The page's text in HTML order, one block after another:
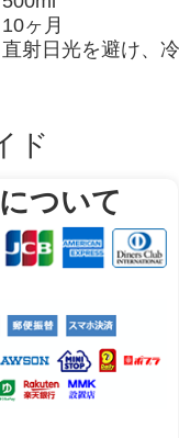
10ヶ月
直射日光を避け、
ド
ついて